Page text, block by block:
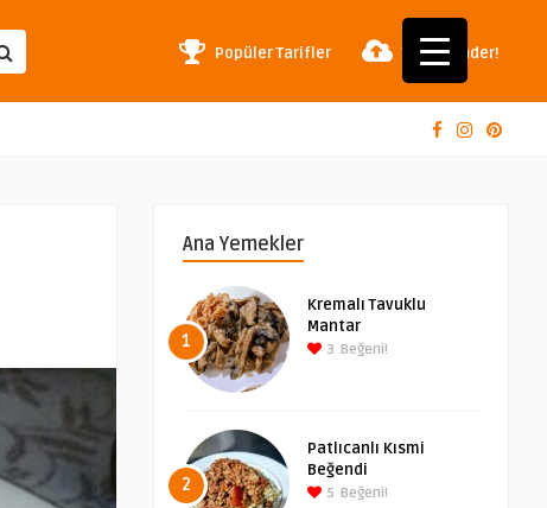
Popüler Tarifler Tarif Gönder!
Ana Yemekler
1
Kremalı Tavuklu
Mantar
3 Beğeni!
2
Patlıcanlı Kısmi
Beğendi
5 Beğeni!